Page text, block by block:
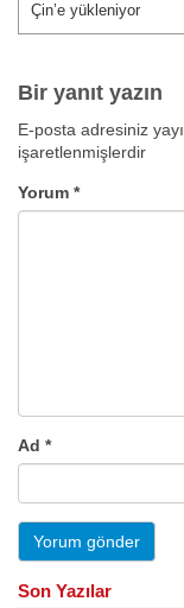
Çin’e yükleniyor
Bir yanıt yazın
E-posta adresiniz
işaretlenmişlerdir
Yorum *
Ad *
Son Yazılar